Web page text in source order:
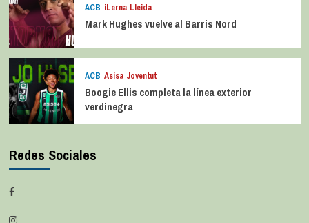
ACB iLerna Lleida
Mark Hughes vuelve al Barris Nord
ACB Asisa Joventut
Boogie Ellis completa la línea exterior
verdinegra
Redes Sociales